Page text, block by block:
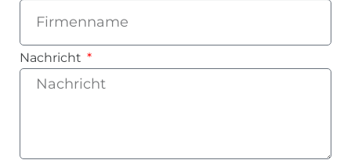
Nachricht